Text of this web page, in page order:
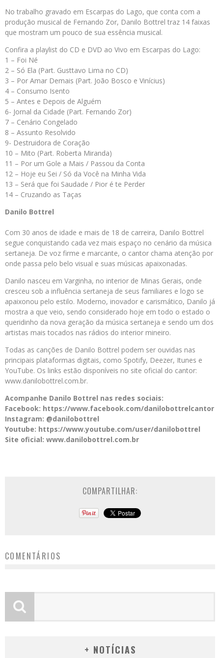
No trabalho gravado em Escarpas do Lago, que conta com a
produção musical de Fernando Zor, Danilo Bottrel traz 14 faixas
que mostram um pouco de sua essência musical.
Confira a playlist do CD e DVD ao Vivo em Escarpas do Lago:
1 – Foi Né
2 – Só Ela (Part. Gusttavo Lima no CD)
3 – Por Amar Demais (Part. João Bosco e Vinícius)
4 – Consumo Isento
5 – Antes e Depois de Alguém
6- Jornal da Cidade (Part. Fernando Zor)
7 – Cenário Congelado
8 – Assunto Resolvido
9- Destruidora de Coração
10 – Mito (Part. Roberta Miranda)
11 – Por um Gole a Mais / Passou da Conta
12 – Hoje eu Sei / Só da Você na Minha Vida
13 – Será que foi Saudade / Pior é te Perder
14 – Cruzando as Taças
Danilo Bottrel
Com 30 anos de idade e mais de 18 de carreira, Danilo Bottrel
segue conquistando cada vez mais espaço no cenário da música
sertaneja. De voz firme e marcante, o cantor chama atenção por
onde passa pelo belo visual e suas músicas apaixonadas.
Danilo nasceu em Varginha, no interior de Minas Gerais, onde
cresceu sob a influência sertaneja de seus familiares e logo se
apaixonou pelo estilo. Moderno, inovador e carismático, Danilo já
mostra a que veio, sendo considerado hoje em todo o estado o
queridinho da nova geração da música sertaneja e sendo um dos
artistas mais tocados nas rádios do interior mineiro.
Todas as canções de Danilo Bottrel podem ser ouvidas nas
principais plataformas digitais, como Spotify, Deezer, Itunes e
YouTube. Os links estão disponíveis no site oficial do cantor:
www.danilobottrel.com.br.
Acompanhe Danilo Bottrel nas redes sociais:
Facebook: https://www.facebook.com/danilobottrelcantor
Instagram: @danilobottrel
Youtube: https://www.youtube.com/user/danilobottrel
Site oficial: www.danilobottrel.com.br
COMPARTILHAR:
COMENTÁRIOS
+ NOTÍCIAS